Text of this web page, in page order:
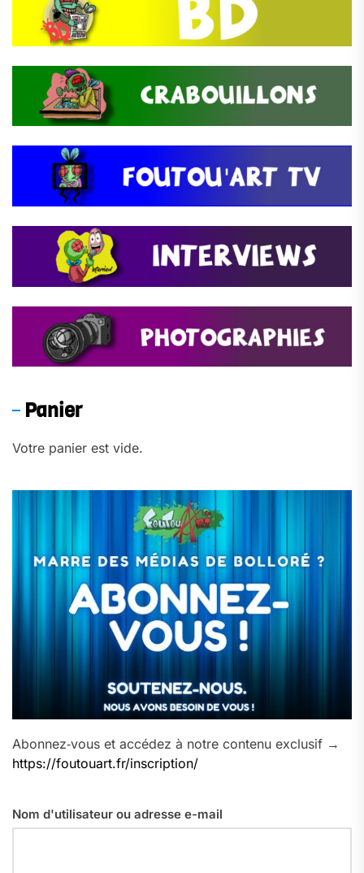
Panier
Votre panier est vide.
Abonnez‑vous et accédez à notre contenu exclusif →
https://foutouart.fr/inscription/
Nom d'utilisateur ou adresse e-mail